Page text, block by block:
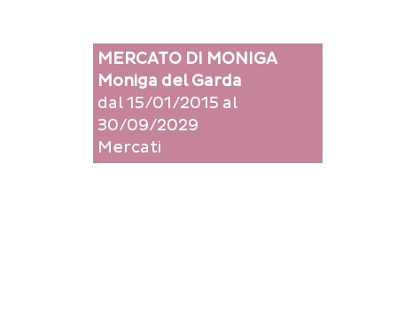
MERCATO DI MONIGA
Moniga del Garda
dal 15/01/2015 al
30/09/2029
Mercati